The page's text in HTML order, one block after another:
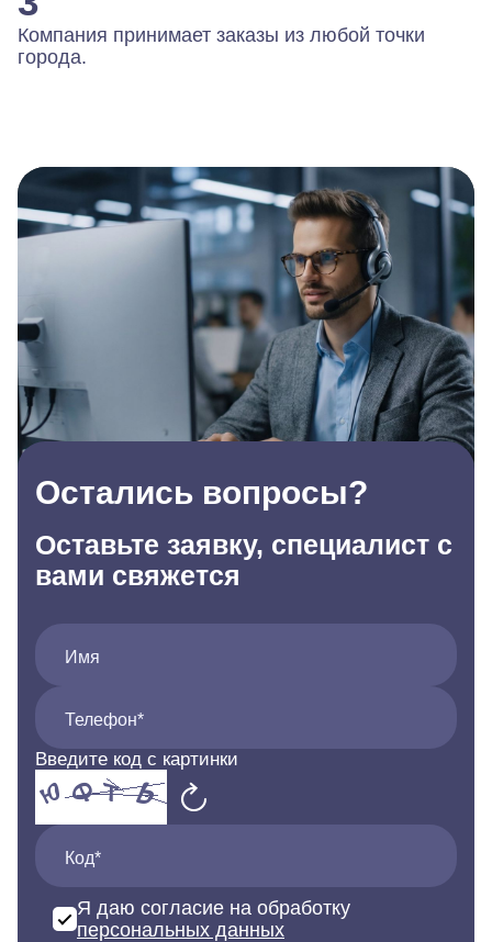
Компания принимает заказы из любой точки
города.
Остались вопросы?
Оставьте заявку, специалист с
вами свяжется
Имя
Телефон*
Введите код с картинки
Код*
Я даю согласие на обработку
персональных данных